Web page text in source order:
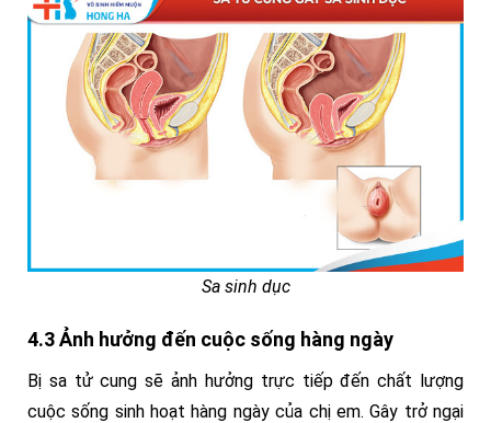
Sa sinh dục
4.3 Ảnh hưởng đến cuộc sống hàng ngày
Bị sa tử cung sẽ ảnh hưởng trực tiếp đến chất lượng
cuộc sống sinh hoạt hàng ngày của chị em. Gây trở ngại